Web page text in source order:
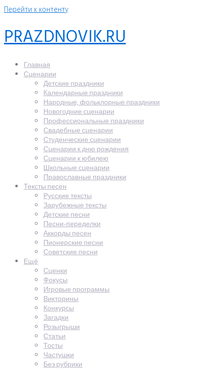
Перейти к контенту
PRAZDNOVIK.RU
Главная
Сценарии
Детские праздники
Календарные праздники
Народные, фольклорные праздники
Новогодние сценарии
Профессиональные праздники
Свадебные сценарии
Студенческие сценарии
Сценарии к дню рождения
Сценарии к юбилею
Школьные сценарии
Православные праздники
Тексты песен
Русские тексты
Зарубежные тексты
Детские песни
Песни-переделки
Аккорды песен
Пионерские песни
Советские песни
Ещё
Сценки
Фокусы
Игровые программы
Викторины
Конкурсы
Загадки
Розыгрыши
Статьи
Тосты
Частушки
Без рубрики